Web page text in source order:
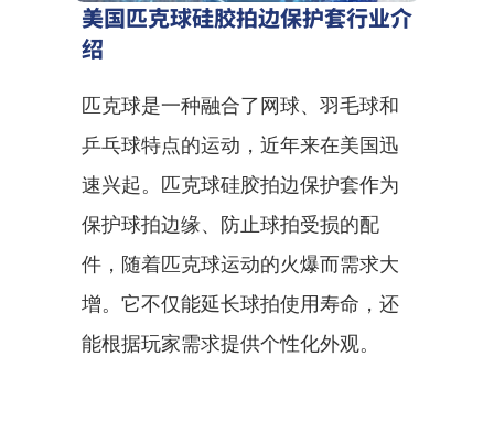
美国匹克球硅胶拍边保护套行业介
绍
匹克球是一种融合了网球、羽毛球和
乒乓球特点的运动，近年来在美国迅
速兴起。匹克球硅胶拍边保护套作为
保护球拍边缘、防止球拍受损的配
件，随着匹克球运动的火爆而需求大
增。它不仅能延长球拍使用寿命，还
能根据玩家需求提供个性化外观。